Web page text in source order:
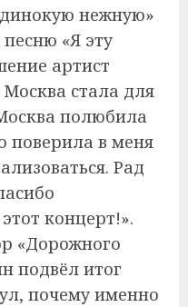
нежную»
«Я эту
артист
стала для
полюбила
поверила в меня
Рад
концерт!».
«Дорожного
подвёл итог
почему именно